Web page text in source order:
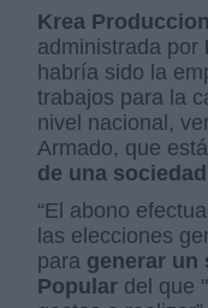
Krea
administrada por
habría sido la
trabajos para la
nivel nacional,
Armado, que
de una
“El abono
las elecciones
para generar un
Popular del que